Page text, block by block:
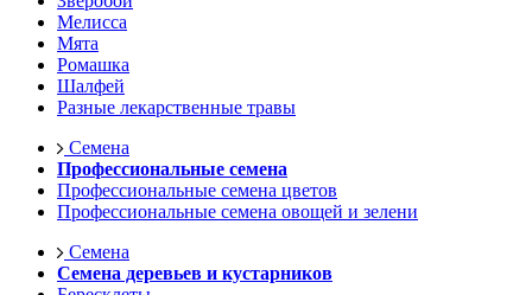
Мелисса
Мята
Ромашка
Шалфей
Разные лекарственные травы
Семена
Профессиональные семена
Профессиональные семена цветов
Профессиональные семена овощей и зелени
Семена
Семена деревьев и кустарников